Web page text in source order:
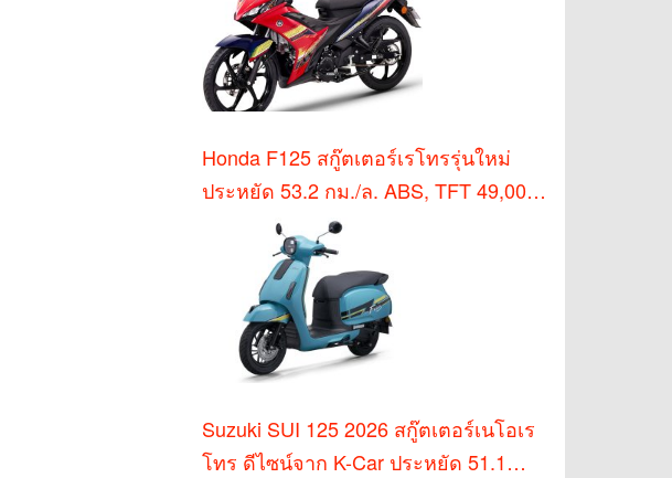
Honda F125 สกู๊ตเตอร์เรโทรรุ่นใหม่
ประหยัด 53.2 กม./ล. ABS, TFT 49,000
Suzuki SUI 125 2026 สกู๊ตเตอร์เนโอเร
โทร ดีไซน์จาก K-Car ประหยัด 51.1